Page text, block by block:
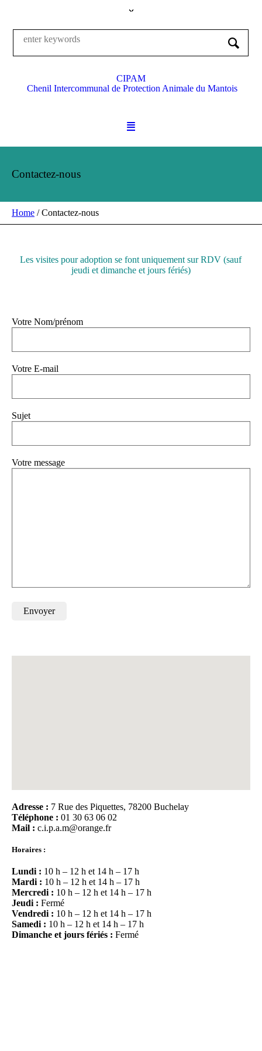
CIPAM
Chenil Intercommunal de Protection Animale du Mantois
Contactez-nous
Home /Contactez-nous
Les visites pour adoption se font uniquement sur RDV (sauf
jeudi et dimanche et jours fériés)
Votre Nom/prénom
Votre E-mail
Sujet
Votre message
Adresse : 7 Rue des Piquettes, 78200 Buchelay
Téléphone : 01 30 63 06 02
Mail : c.i.p.a.m@orange.fr
Horaires :
Lundi : 10 h – 12 h et 14 h – 17 h
Mardi : 10 h – 12 h et 14 h – 17 h
Mercredi : 10 h – 12 h et 14 h – 17 h
Jeudi : Fermé
Vendredi : 10 h – 12 h et 14 h – 17 h
Samedi : 10 h – 12 h et 14 h – 17 h
Dimanche et jours fériés : Fermé